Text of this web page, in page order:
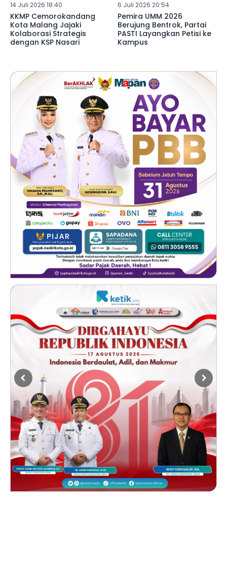
14 Juli 2026 18:40
KKMP Cemorokandang
Kota Malang Jajaki
Kolaborasi Strategis
dengan KSP Nasari
6 Juli 2026 20:54
Pemira UMM 2026
Berujung Bentrok, Partai
PASTI Layangkan Petisi ke
Kampus